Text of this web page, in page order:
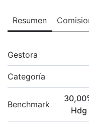
Resumen
Gestora
Categoría
Benchmark
30,00
Hdg